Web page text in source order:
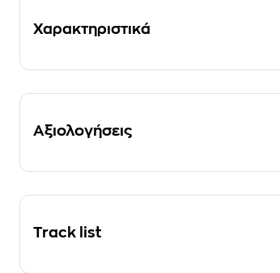
Χαρακτηριστικά
Αξιολογήσεις
Track list